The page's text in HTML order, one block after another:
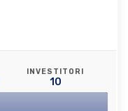
INVESTITORI
10